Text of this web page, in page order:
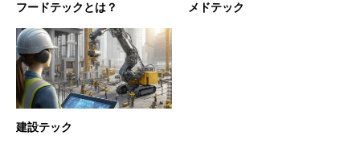
フードテックとは？ メドテック
建設テック